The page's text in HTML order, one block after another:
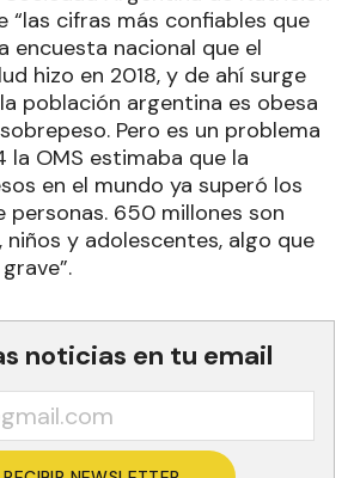
“las cifras más confiables que
encuesta nacional que el
hizo en 2018, y de ahí surge
población argentina es obesa
Pero es un problema
la OMS estimaba que la
en el mundo ya superó los
personas. 650 millones son
y adolescentes, algo que
noticias en tu email